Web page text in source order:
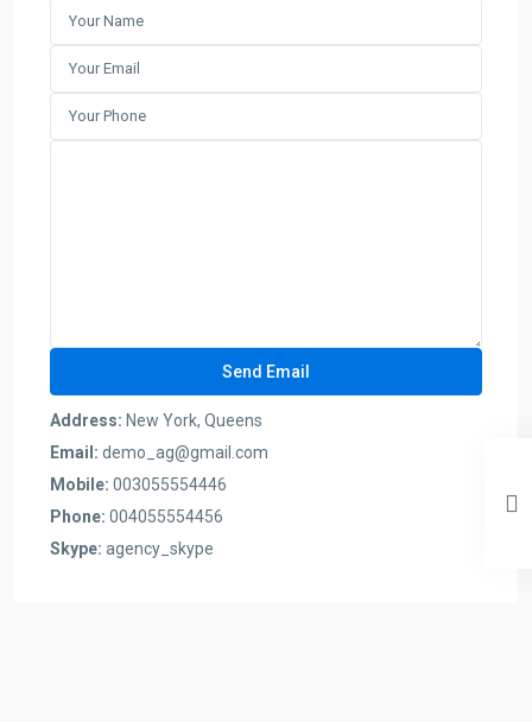
Address: New York, Queens
Email: demo_ag@gmail.com
Mobile: 003055554446
Phone: 004055554456
Skype: agency_skype